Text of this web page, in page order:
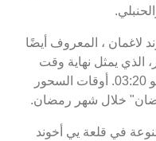
، المعروف أيضًا
ووقت الفجر، الذي يمثل نهاية وقت
الإمساك في قلعة يي أخوند لاغمان ، هو 03:20. أوقات السحور
خلال شهر رمضان.
في قلعة يي أخوند